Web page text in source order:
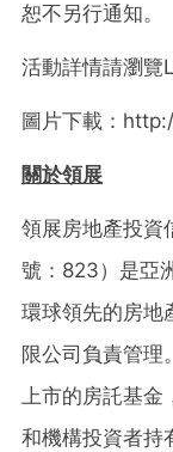
恕不另行通知。
活動詳情請瀏覽
圖片下載：
關於領展
領展房地產投資
號：823）是亞
環球領先的房地
限公司負責管
上市的房託基金
和機構投資者持